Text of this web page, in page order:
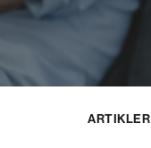
ARTIKLER